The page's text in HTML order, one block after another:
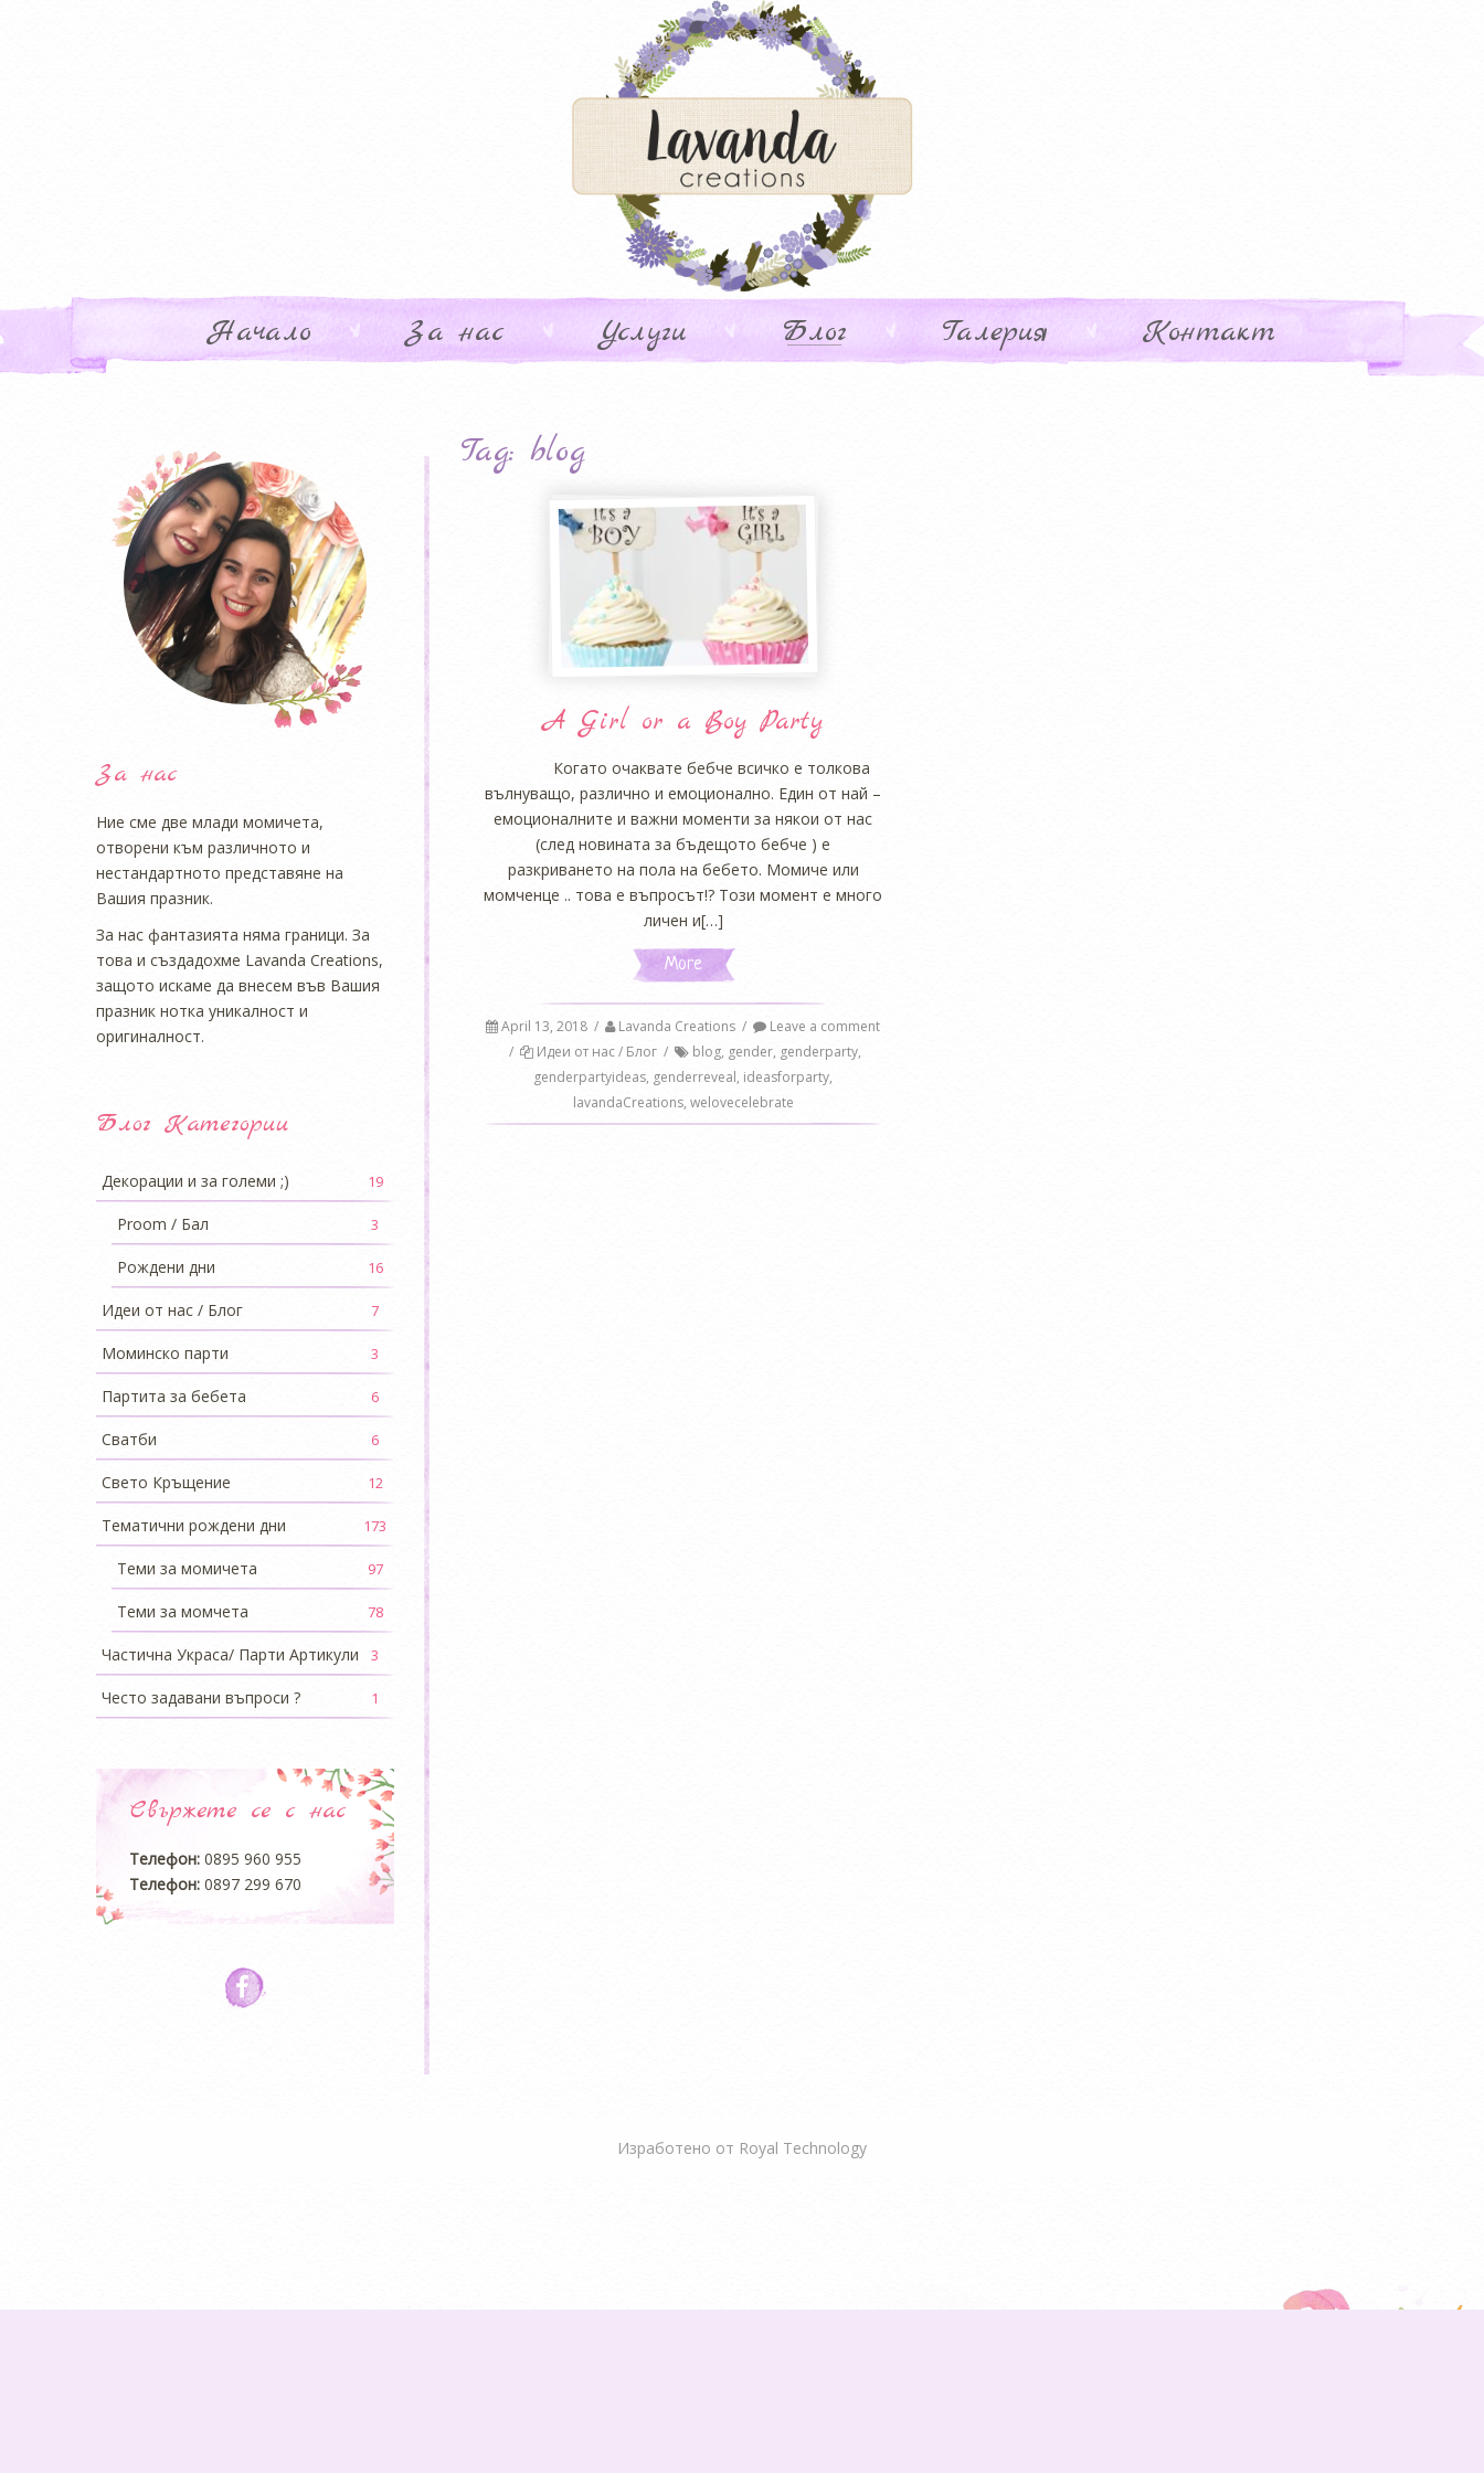
Начало За нас Услуги Блог Галерия Контакт
Tag: blog
A Girl or a Boy Party
Когато очаквате бебче всичко е толкова
вълнуващо, различно и емоционално. Един от най –
емоционалните и важни моменти за някои от нас
(след новината за бъдещото бебче ) е
разкриването на пола на бебето. Момиче или
момченце .. това е въпросът!? Този момент е много
личен и[…]
More
April 13, 2018 / Lavanda Creations /
Leave a comment
/
Идеи от нас / Блог / blog, gender, genderparty,
genderpartyideas, genderreveal, ideasforparty,
lavandaCreations, welovecelebrate
За нас
Ние сме две млади момичета,
отворени към различното и
нестандартното представяне на
Вашия празник.
За нас фантазията няма граници. За
това и създадохме Lavanda Creations,
защото искаме да внесем във Вашия
празник нотка уникалност и
оригиналност.
Блог Категории
Декорации и за големи ;) 19
Proom / Бал 3
Рождени дни 16
Идеи от нас / Блог 7
Моминско парти 3
Партита за бебета 6
Сватби 6
Свето Кръщение 12
Тематични рождени дни 173
Теми за момичета 97
Теми за момчета 78
Частична Украса/ Парти Артикули 3
Често задавани въпроси ? 1
Свържете се с нас
Телефон: 0895 960 955
Телефон: 0897 299 670
Изработено от Royal Technology